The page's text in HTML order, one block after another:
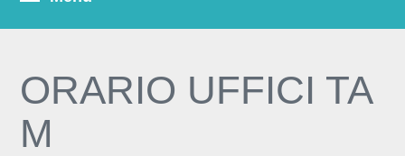
ORARIO UFFICI TA
M